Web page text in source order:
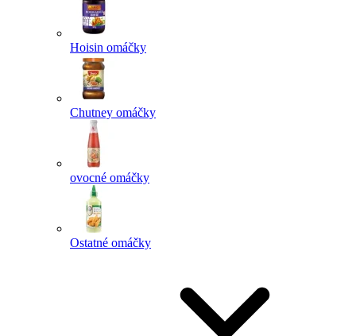
Hoisin omáčky
Chutney omáčky
ovocné omáčky
Ostatné omáčky